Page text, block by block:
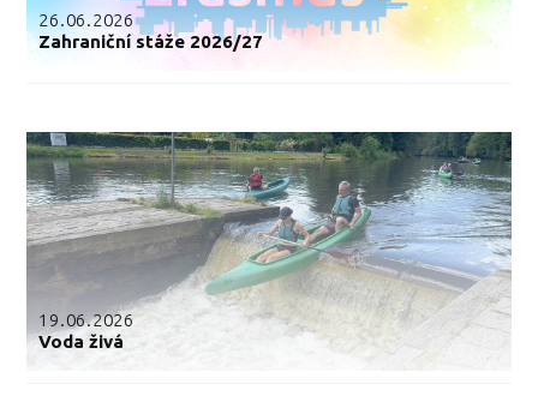
26.06.2026
Zahraniční stáže 2026/27
19.06.2026
Voda živá